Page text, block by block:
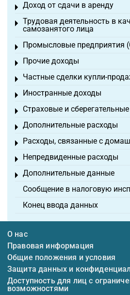
Доход от сдачи в аренду
Toggle menu
Трудовая деятельность в
самозанятого лица
Toggle menu
Промысловые предприятия
Toggle menu
Прочие доходы
Toggle menu
Частные сделки купли-
Toggle menu
Иностранные доходы
Toggle menu
Страховые и
Toggle menu
Дополнительные расходы
Toggle menu
Расходы, связанные с
Toggle menu
Непредвиденные расходы
Toggle menu
Дополнительные данные
Toggle menu
Сообщение в налоговую
Конец ввода данных
О нас
Правовая информация
Общие положения и условия
Защита данных и
Доступность для лиц с
возможностями